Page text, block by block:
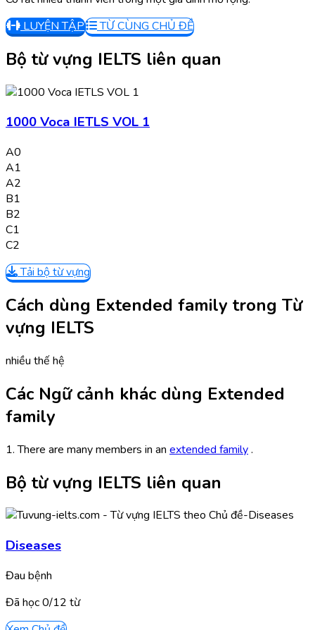
LUYỆN TẬP
TỪ CÙNG CHỦ ĐỀ
Bộ từ vựng IELTS liên quan
1000 Voca IETLS VOL 1
A0
A1
A2
B1
B2
C1
C2
Tải bộ từ vựng
Cách dùng Extended family trong Từ
vựng IELTS
nhiều thế hệ
Các Ngữ cảnh khác dùng Extended
family
1. There are many members in an extended family.
Bộ từ vựng IELTS liên quan
Diseases
Đau bệnh
Đã học0/12 từ